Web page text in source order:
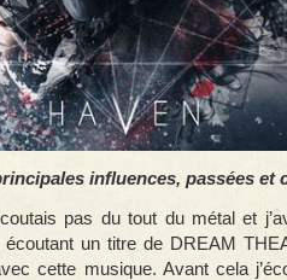
influences, passées et
pas du tout du métal et
écoutant un titre de DREAM
cette musique. Avant cela